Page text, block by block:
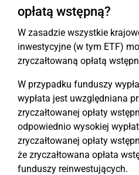
opłatą wstępną?
W zasadzie wszystkie
inwestycyjne (w tym ETF)
zryczałtowaną opłatą
W przypadku funduszy
wypłata jest uwzględniana
zryczałtowanej opłaty
odpowiednio wysokiej
zryczałtowanej opłaty
że zryczałtowana opłata
funduszy reinwestujących.